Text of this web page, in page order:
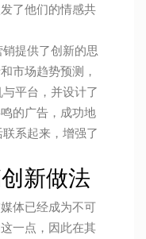
了他们的情感共
提供了创新的思
市场趋势预测，
平台，并设计了
的广告，成功地
系起来，增强了
新做法
体已经成为不可
一点，因此在其